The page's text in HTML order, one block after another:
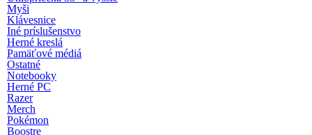
Myši
Klávesnice
Iné príslušenstvo
Herné kreslá
Pamäťové médiá
Ostatné
Notebooky
Herné PC
Razer
Merch
Pokémon
Boostre